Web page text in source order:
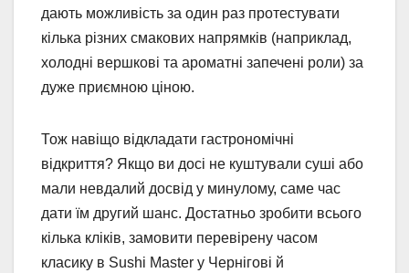
дають можливість за один раз протестувати
кілька різних смакових напрямків (наприклад,
холодні вершкові та ароматні запечені роли) за
дуже приємною ціною.
Тож навіщо відкладати гастрономічні
відкриття? Якщо ви досі не куштували суші або
мали невдалий досвід у минулому, саме час
дати їм другий шанс. Достатньо зробити всього
кілька кліків, замовити перевірену часом
класику в Sushi Master у Чернігові й